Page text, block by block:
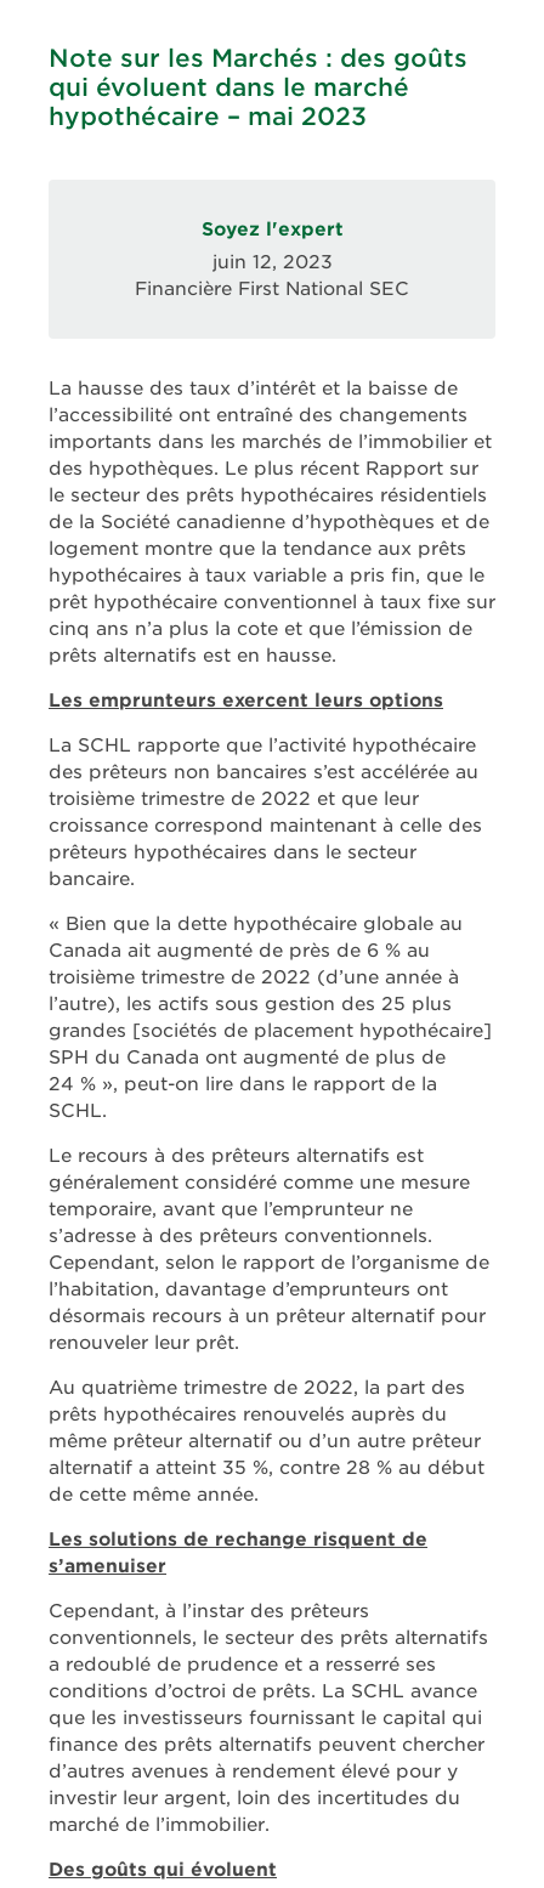
Note sur les Marchés : des goûts
qui évoluent dans le marché
hypothécaire – mai 2023
Soyez l'expert
juin 12, 2023
Financière First National SEC
La hausse des taux d’intérêt et la baisse de
l’accessibilité ont entraîné des changements
importants dans les marchés de l’immobilier et
des hypothèques. Le plus récent Rapport sur
le secteur des prêts hypothécaires résidentiels
de la Société canadienne d’hypothèques et de
logement montre que la tendance aux prêts
hypothécaires à taux variable a pris fin, que le
prêt hypothécaire conventionnel à taux fixe sur
cinq ans n’a plus la cote et que l’émission de
prêts alternatifs est en hausse.
Les emprunteurs exercent leurs options
La SCHL rapporte que l’activité hypothécaire
des prêteurs non bancaires s’est accélérée au
troisième trimestre de 2022 et que leur
croissance correspond maintenant à celle des
prêteurs hypothécaires dans le secteur
bancaire.
« Bien que la dette hypothécaire globale au
Canada ait augmenté de près de 6 % au
troisième trimestre de 2022 (d’une année à
l’autre), les actifs sous gestion des 25 plus
grandes [sociétés de placement hypothécaire]
SPH du Canada ont augmenté de plus de
24 % », peut-on lire dans le rapport de la
SCHL.
Le recours à des prêteurs alternatifs est
généralement considéré comme une mesure
temporaire, avant que l’emprunteur ne
s’adresse à des prêteurs conventionnels.
Cependant, selon le rapport de l’organisme de
l’habitation, davantage d’emprunteurs ont
désormais recours à un prêteur alternatif pour
renouveler leur prêt.
Au quatrième trimestre de 2022, la part des
prêts hypothécaires renouvelés auprès du
même prêteur alternatif ou d’un autre prêteur
alternatif a atteint 35 %, contre 28 % au début
de cette même année.
Les solutions de rechange risquent de
s’amenuiser
Cependant, à l’instar des prêteurs
conventionnels, le secteur des prêts alternatifs
a redoublé de prudence et a resserré ses
conditions d’octroi de prêts. La SCHL avance
que les investisseurs fournissant le capital qui
finance des prêts alternatifs peuvent chercher
d’autres avenues à rendement élevé pour y
investir leur argent, loin des incertitudes du
marché de l’immobilier.
Des goûts qui évoluent